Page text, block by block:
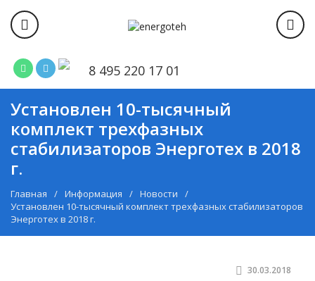
8 495 220 17 01
Установлен 10-тысячный
комплект трехфазных
стабилизаторов Энерготех в 2018
г.
Главная Информация
Новости
Установлен 10-тысячный комплект трехфазных стабилизаторов
Энерготех в 2018 г.
30.03.2018